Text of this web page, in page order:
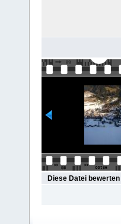
Diese Datei bewerten